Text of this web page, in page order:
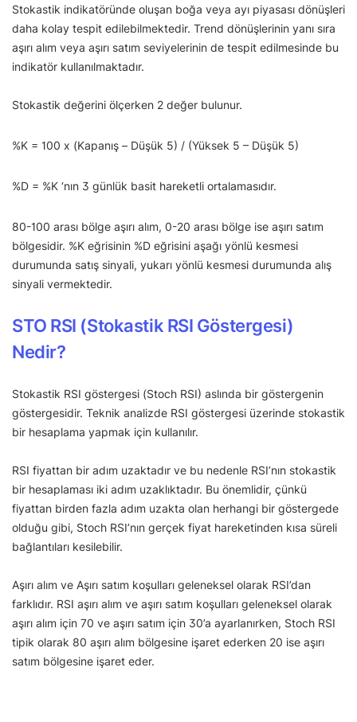
Stokastik indikatöründe oluşan boğa veya ayı piyasası dönüşleri
daha kolay tespit edilebilmektedir. Trend dönüşlerinin yanı sıra
aşırı alım veya aşırı satım seviyelerinin de tespit edilmesinde bu
indikatör kullanılmaktadır.
Stokastik değerini ölçerken 2 değer bulunur.
%K = 100 x (Kapanış – Düşük 5) / (Yüksek 5 – Düşük 5)
%D = %K ‘nın 3 günlük basit hareketli ortalamasıdır.
80-100 arası bölge aşırı alım, 0-20 arası bölge ise aşırı satım
bölgesidir. %K eğrisinin %D eğrisini aşağı yönlü kesmesi
durumunda satış sinyali, yukarı yönlü kesmesi durumunda alış
sinyali vermektedir.
STO RSI (Stokastik RSI Göstergesi)
Nedir?
Stokastik RSI göstergesi (Stoch RSI) aslında bir göstergenin
göstergesidir. Teknik analizde RSI göstergesi üzerinde stokastik
bir hesaplama yapmak için kullanılır.
RSI fiyattan bir adım uzaktadır ve bu nedenle RSI’nın stokastik
bir hesaplaması iki adım uzaklıktadır. Bu önemlidir, çünkü
fiyattan birden fazla adım uzakta olan herhangi bir göstergede
olduğu gibi, Stoch RSI’nın gerçek fiyat hareketinden kısa süreli
bağlantıları kesilebilir.
Aşırı alım ve Aşırı satım koşulları geleneksel olarak RSI’dan
farklıdır. RSI aşırı alım ve aşırı satım koşulları geleneksel olarak
aşırı alım için 70 ve aşırı satım için 30’a ayarlanırken, Stoch RSI
tipik olarak 80 aşırı alım bölgesine işaret ederken 20 ise aşırı
satım bölgesine işaret eder.